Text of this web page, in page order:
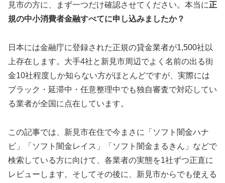
見市の方に、まず一つだけ確認させてください。本当に正
規の中小消費者金融すべてに申し込みましたか？
日本には金融庁に登録された正規の貸金業者が1,500社以
上存在します。大手4社と新見市周辺でよく名前の出る街
金10社程度しか知らない方がほとんどですが、実際には
ブラック・延滞中・任意整理中でも独自審査で対応してい
る業者が全国に点在しています。
この記事では、新見市在住で今まさに「ソフト闇金ハナ
ビ」「ソフト闇金レイス」「ソフト闇金まるきん」などで
検索している方に向けて、各業者の実態を1社ずつ正直に
レビューします。そしてその後に、新見市からでも使える